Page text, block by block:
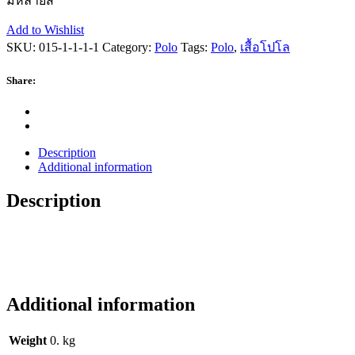
Add to Wishlist
SKU: 015-1-1-1-1 Category: Polo Tags: Polo, เสื้อโปโล
Share:
Description
Additional information
Description
Additional information
Weight 0. kg